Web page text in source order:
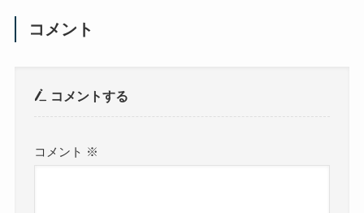
コメント
コメントする
コメント ※